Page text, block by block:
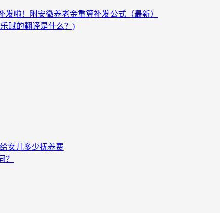
啦！附安徽养老金重算补发公式（最新）
赋的翻译是什么？)
女儿多少抚养费
？